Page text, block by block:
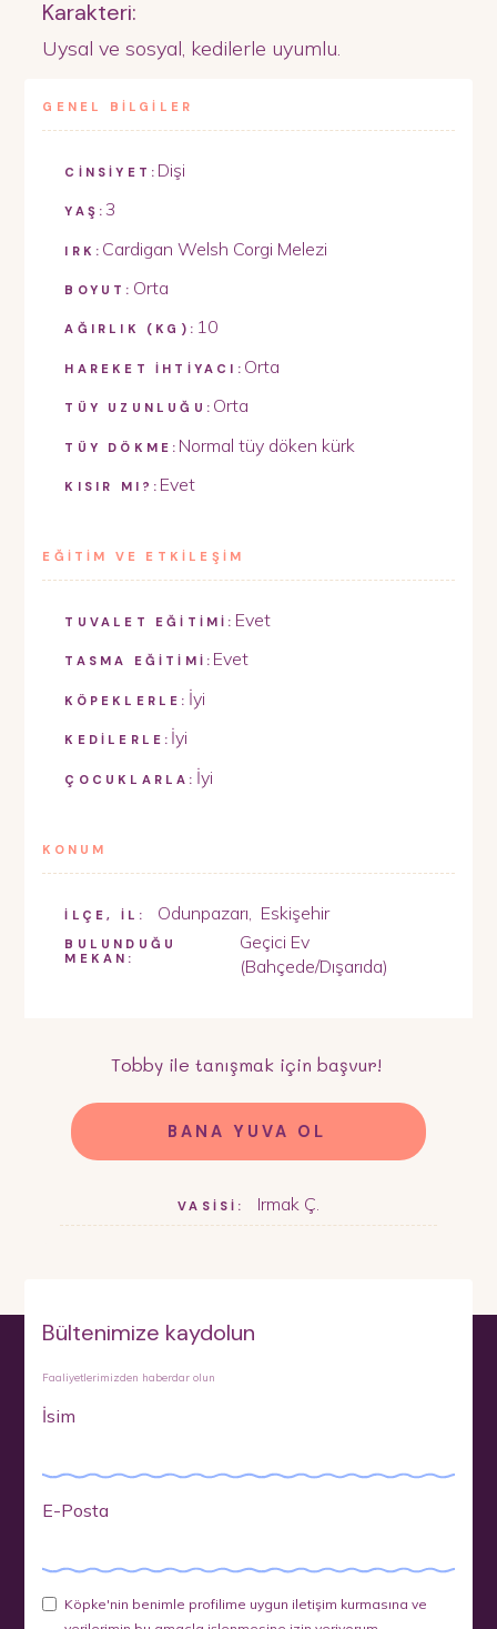
Karakteri:
Uysal ve sosyal, kedilerle uyumlu.
GENEL BİLGİLER
CİNSİYET: Dişi
YAŞ:3
IRK: Cardigan Welsh Corgi Melezi
BOYUT: Orta
AĞIRLIK (KG): 10
HAREKET İHTİYACI: Orta
TÜY UZUNLUĞU: Orta
TÜY DÖKME: Normal tüy döken kürk
KISIR MI?: Evet
EĞİTİM VE ETKİLEŞİM
TUVALET EĞİTİMİ: Evet
TASMA EĞİTİMİ: Evet
KÖPEKLERLE: İyi
KEDİLERLE: İyi
ÇOCUKLARLA: İyi
KONUM
İLÇE, İL: Odunpazarı Eskişehir
BULUNDUĞU
MEKAN:
Geçici Ev
(Bahçede/Dışarıda)
Tobby ile tanışmak için başvur!
BANA YUVA OL
VASİSİ: Irmak Ç.
Bültenimize kaydolun
Faaliyetlerimizden haberdar olun
İsim
E-Posta
Köpke'nin benimle profilime uygun iletişim kurmasına ve